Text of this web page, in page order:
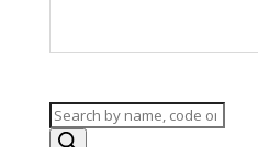
Products
search